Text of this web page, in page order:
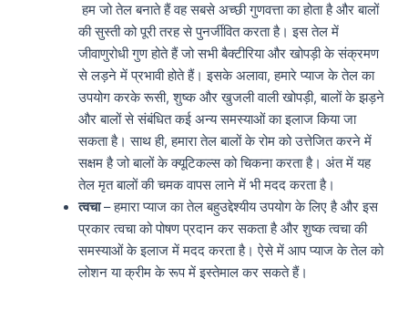
हम जो तेल बनाते हैं वह सबसे अच्छी गुणवत्ता का होता है और बालों
की सुस्ती को पूरी तरह से पुनर्जीवित करता है। इस तेल में
जीवाणुरोधी गुण होते हैं जो सभी बैक्टीरिया और खोपड़ी के संक्रमण
से लड़ने में प्रभावी होते हैं। इसके अलावा, हमारे प्याज के तेल का
उपयोग करके रूसी, शुष्क और खुजली वाली खोपड़ी, बालों के झड़ने
और बालों से संबंधित कई अन्य समस्याओं का इलाज किया जा
सकता है। साथ ही, हमारा तेल बालों के रोम को उत्तेजित करने में
सक्षम है जो बालों के क्यूटिकल्स को चिकना करता है। अंत में यह
तेल मृत बालों की चमक वापस लाने में भी मदद करता है।
त्वचा– हमारा प्याज का तेल बहुउद्देश्यीय उपयोग के लिए है और इस
प्रकार त्वचा को पोषण प्रदान कर सकता है और शुष्क त्वचा की
समस्याओं के इलाज में मदद करता है। ऐसे में आप प्याज के तेल को
लोशन या क्रीम के रूप में इस्तेमाल कर सकते हैं।